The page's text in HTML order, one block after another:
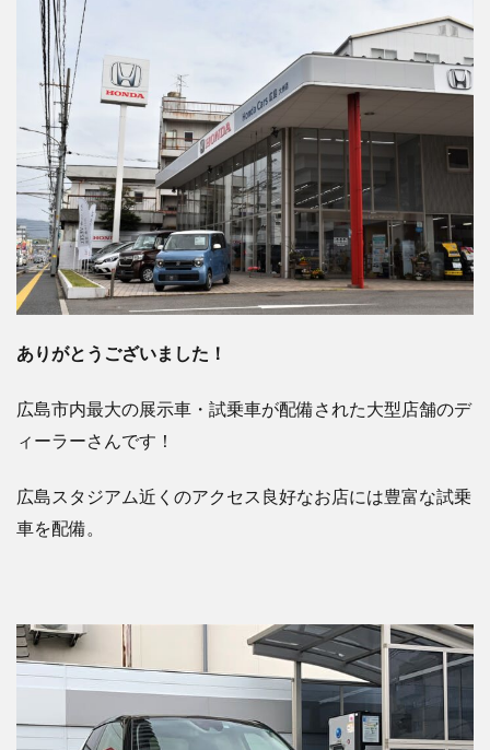
ありがとうございました！
広島市内最大の展示車・試乗車が配備された大型店舗のデ
ィーラーさんです！
広島スタジアム近くのアクセス良好なお店には豊富な試乗
車を配備。